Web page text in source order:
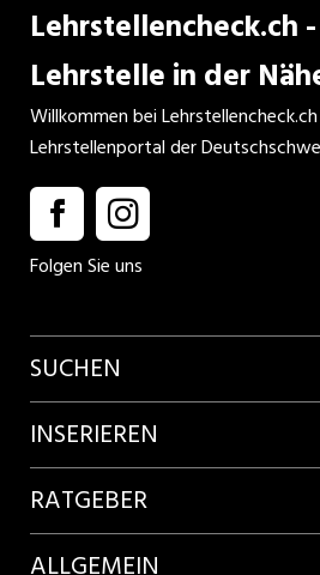
Lehrstellencheck.ch
Lehrstelle in der
Willkommen bei
Lehrstellenportal der
Folgen Sie uns
SUCHEN
Firmenprofile entdecken
Lehrstellen suchen
INSERIEREN
Kundenlogin
Inserieren
RATGEBER
Lehrberufe entdecken
ALLGEMEIN